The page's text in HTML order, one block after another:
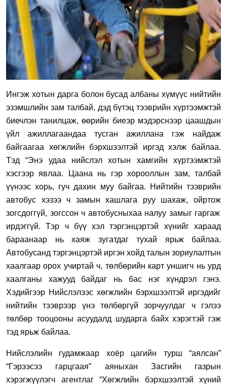
Ингэж хотын дарга болон бусад албаны хүмүүс нийтийн
эзэмшлийн зам талбай, дэд бүтэцтээврийн хүртээмжтэй
биечлэн танилцаж, өөрийн биеэр мэдэрснээр цаашдын
үйл ажиллагаандаа тусган ажиллана гэж найдаж
байгаагаа хөгжлийн бэрхшээлтэй иргэд хэлж байлаа.
Тэд “Энэ удаа нийслэл хотын хамгийн хүртээмжтэй
хэсгээр явлаа. Цаана нь гэр хорооллын зам, талбай
үүнээсхорь, гуч дахин муу байгаа. Нийтийн тээврийн
автобус хэзээ ч замын хашлага руу шахаж, ойртож
зогсдоггүй, зогссон ч автобусныхаа налуу замыг гаргаж
ирдэггүй. Тэр ч бүү хэл тэргэнцэртэй хүнийг хараад
бараанаар нь хаяж зугатдаг тухай ярьж байлаа.
Автобусанд тэргэнцэртэй иргэн хойд талын зориулалтын
хаалгаар орох учиртай ч, төлбөрийн карт уншигч нь урд
хаалганы хажууд байдаг нь бас нэг хүндрэл гэнэ.
Хэдийгээр Нийслэлээс хөгжлийн бэрхшээлтэй иргэдийг
нийтийн тээврээр үнэ төлбөргүй зорчуулдаг ч гэлээ
төлбөр тооцооны асуудалд шударга байх хэрэгтэй гэж
тэд ярьж байлаа.
Нийслэлийн гудамжаар хоёр цагийн турш “аялсан”
“Гэрээсээ гарцгаая” аяныхан Засгийн газрын
хэрэгжүүлэгч агентлаг “Хөгжлийн бэрхшээлтэй хүний